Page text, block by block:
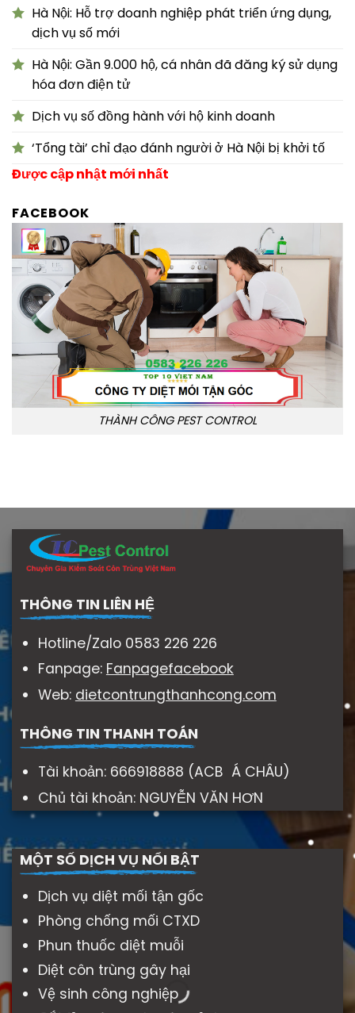
Hà Nội: Hỗ trợ doanh nghiệp phát triển ứng dụng,
dịch vụ số mới
Hà Nội: Gần 9.000 hộ, cá nhân đã đăng ký sử dụng
hóa đơn điện tử
Dịch vụ số đồng hành với hộ kinh doanh
‘Tổng tài’ chỉ đạo đánh người ở Hà Nội bị khởi tố
Được cập nhật mới nhất
FACEBOOK
THÀNH CÔNG PEST CONTROL
THÔNG TIN LIÊN HỆ
Hotline/Zalo 0583 226 226
Fanpage: Fanpagefacebook
Web: dietcontrungthanhcong.com
THÔNG TIN THANH TOÁN
Tài khoản: 666918888 (ACB Á CHÂU)
Chủ tài khoản: NGUYỄN VĂN HƠN
MỘT SỐ DỊCH VỤ NỔI BẬT
Dịch vụ diệt mối tận gốc
Phòng chống mối CTXD
Phun thuốc diệt muỗi
Diệt côn trùng gây hại
Vệ sinh công nghiệp